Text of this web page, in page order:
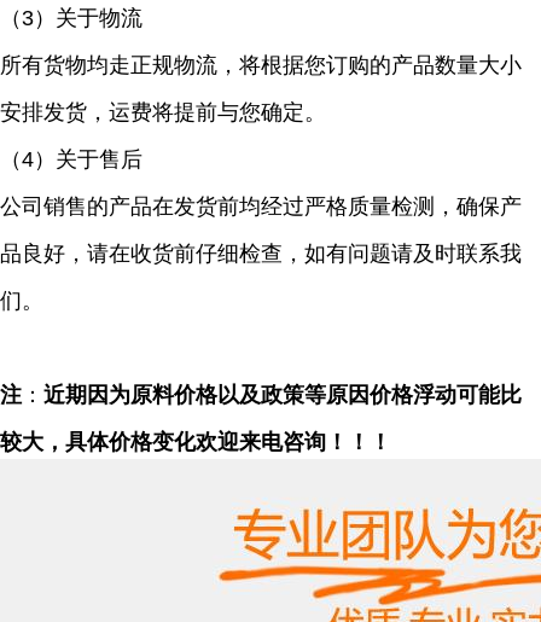
（3）关于物流
所有货物均走正规物流，将根据您订购的产品数量大小
安排发货，运费将提前与您确定。
（4）关于售后
公司销售的产品在发货前均经过严格质量检测，确保产
品良好，请在收货前仔细检查，如有问题请及时联系我
们。
注 ： 近期因为原料价格以及政策等原因价格浮动可能比
较大，具体价格变化欢迎来电咨询！！！